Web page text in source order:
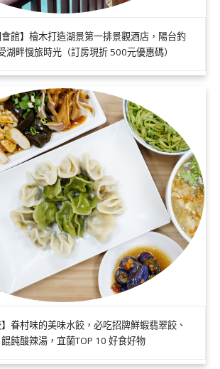
會館】檜木打造湖景第一排景觀酒店，陽台釣
湖畔慢旅時光（訂房現折 500元優惠碼）
】眷村味的美味水餃，必吃招牌鮮蝦翡翠餃、
飩酸辣湯，宜蘭TOP 10 好食好物